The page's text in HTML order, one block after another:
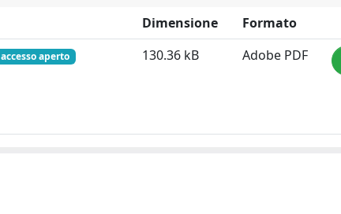
Dimensione
Formato
accesso aperto 130.36 kB Adobe PDF